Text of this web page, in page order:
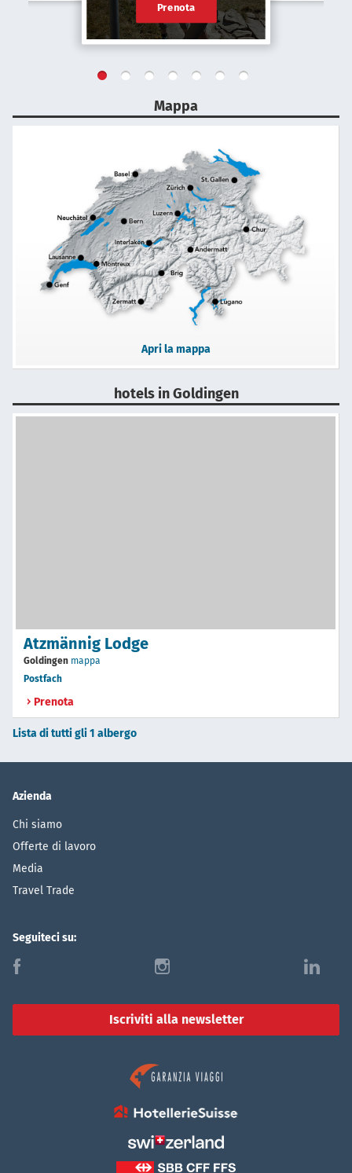
Prenota
Mappa
Apri la mappa
hotels in Goldingen
Atzmännig Lodge
Goldingen mappa
Postfach
Prenota
Lista di tutti gli 1 albergo
Azienda
Chi siamo
Offerte di lavoro
Media
Travel Trade
Seguiteci su:
f i l
Iscriviti alla newsletter